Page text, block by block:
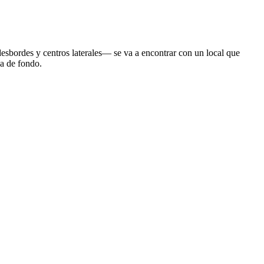
y centros laterales— se va a encontrar con un local que
de fondo.